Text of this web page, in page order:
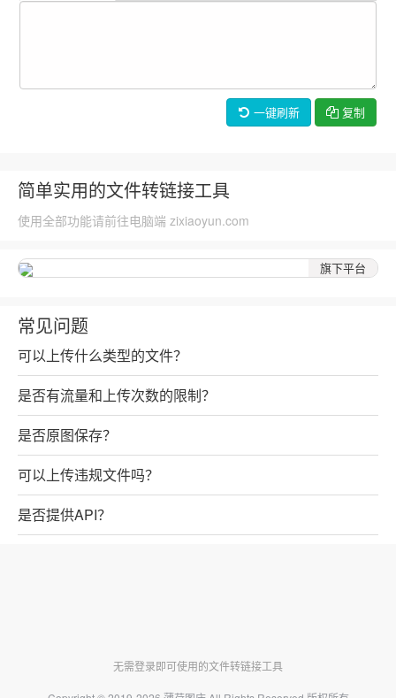
一键刷新 复制
简单实用的文件转链接工具
使用全部功能请前往电脑端 zixiaoyun.com
旗下平台
常见问题
可以上传什么类型的文件？
是否有流量和上传次数的限制？
是否原图保存？
可以上传违规文件吗？
是否提供API？
无需登录即可使用的文件转链接工具